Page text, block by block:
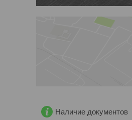
Наличие документов